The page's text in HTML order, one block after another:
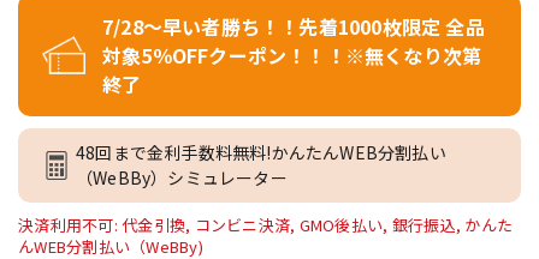
7/28～早い者勝ち！！先着1000枚限定 全品
対象5％OFFクーポン！！！※無くなり次第
終了
48回まで金利手数料無料!かんたんWEB分割払い
（WeBBy）シミュレーター
決済利用不可: 代金引換, コンビニ決済, GMO後払い, 銀行振込, かんた
んWEB分割払い（WeBBy)